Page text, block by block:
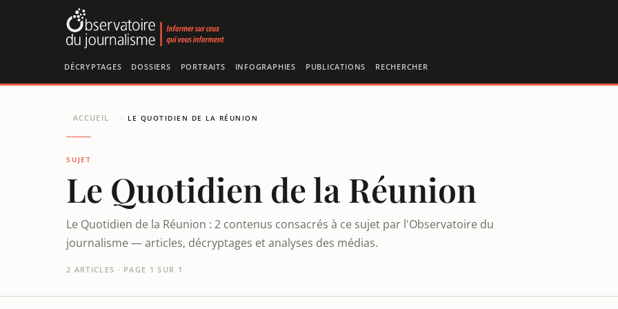
DÉCRYPTAGES DOSSIERS PORTRAITS INFOGRAPHIES PUBLICATIONS RECHERCHER
ACCUEIL / LE QUOTIDIEN DE LA RÉUNION
SUJET
Le Quotidien de la Réunion
Le Quotidien de la Réunion : 2 contenus consacrés à ce sujet par l'Observatoire du
journalisme — articles, décryptages et analyses des médias.
2 ARTICLES · PAGE 1 SUR 1
Panneau de gestion des cookies